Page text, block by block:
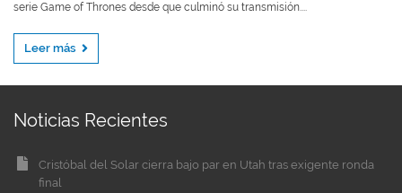
serie Game of Thrones desde que culminó su transmisión....
Leer más
Noticias Recientes
Cristóbal del Solar cierra bajo par en Utah tras exigente ronda
final